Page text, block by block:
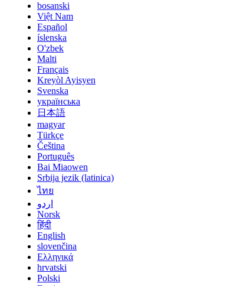
bosanski
Việt Nam
Español
íslenska
O'zbek
Malti
Français
Kreyòl Ayisyen
Svenska
українська
日本語
magyar
Türkçe
Čeština
Português
Bai Miaowen
Srbija jezik (latinica)
ไทย
اردو
Norsk
हिंदी
English
slovenčina
Ελληνικά
hrvatski
Polski